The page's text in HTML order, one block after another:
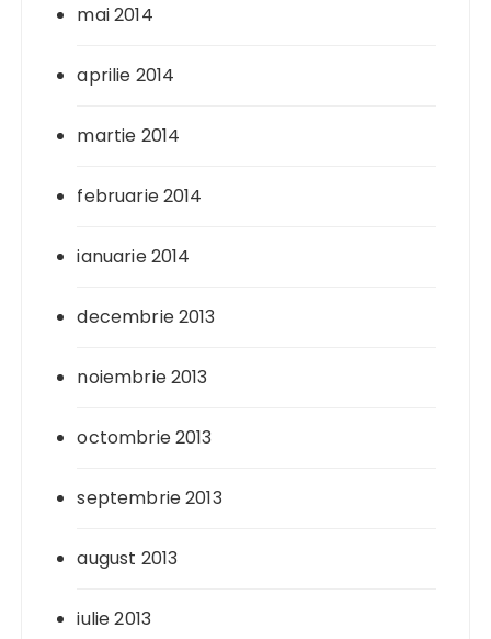
mai 2014
aprilie 2014
martie 2014
februarie 2014
ianuarie 2014
decembrie 2013
noiembrie 2013
octombrie 2013
septembrie 2013
august 2013
iulie 2013